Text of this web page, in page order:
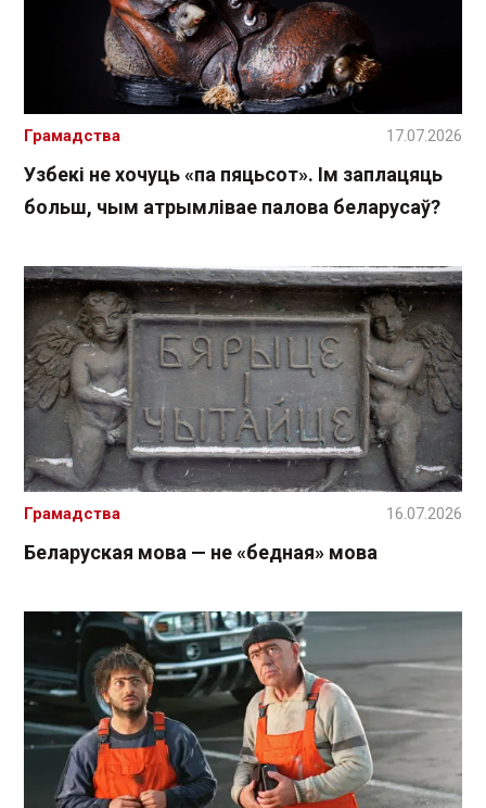
Узбекі не хочуць «па пяцьсот». Ім заплацяць
больш, чым атрымлівае палова беларусаў?
Грамадства 17.07.2026
Беларуская мова — не «бедная» мова
Грамадства 16.07.2026